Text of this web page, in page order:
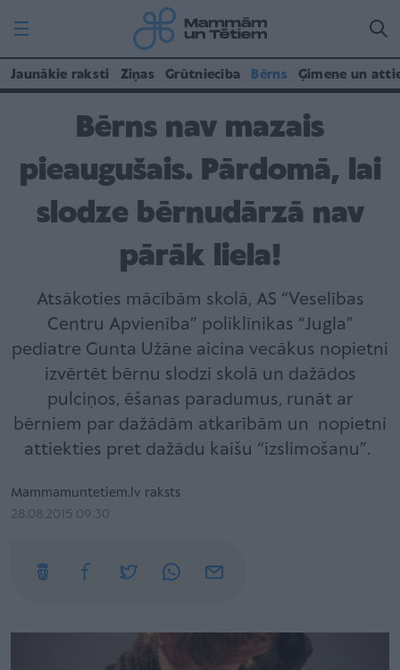
Jaunākie raksti Ziņas Grūtniecība Bērns Ģimene un
Bērns nav mazais
pieaugušais. Pārdomā, lai
slodze bērnudārzā nav
pārāk liela!
Atsākoties mācībām skolā, AS “Veselības
Centru Apvienība” poliklīnikas “Jugla”
pediatre Gunta Užāne aicina vecākus nopietni
izvērtēt bērnu slodzi skolā un dažādos
pulciņos, ēšanas paradumus, runāt ar
bērniem par dažādām atkarībām un nopietni
attiekties pret dažādu kaišu “izslimošanu”.
Mammamuntetiem.lv raksts
28.08.2015 09:30